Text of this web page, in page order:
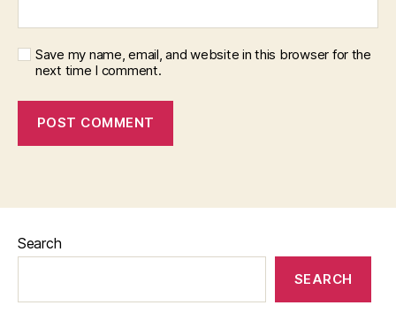
Save my name, email, and website in this browser for the
next time I comment.
Search
SEARCH